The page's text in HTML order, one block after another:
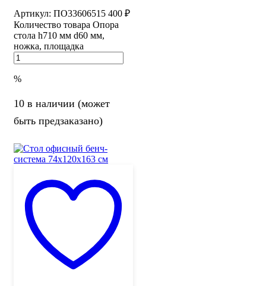
Артикул: ПО33606515 400 ₽
Количество товара Опора
стола h710 мм d60 мм,
ножка, площадка
%
10 в наличии (может
быть предзаказано)